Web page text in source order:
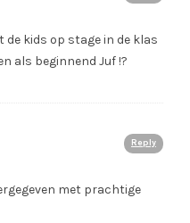
de kids op stage in de klas
als beginnend Juf !?
Reply
met prachtige